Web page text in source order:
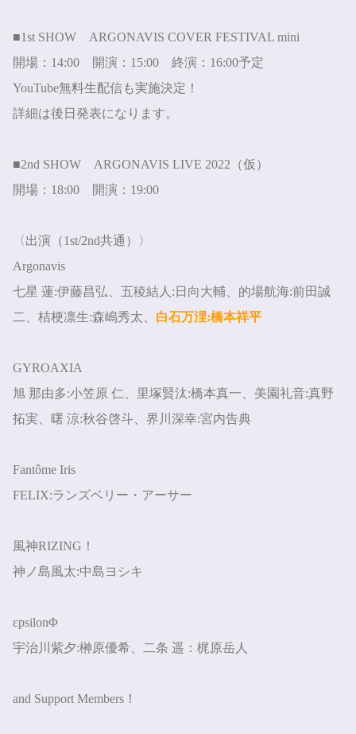
■1st SHOW
ARGONAVIS COVER FESTIVAL mini
開場： 14:00 開演： 15:00 終演： 16:00予定
YouTube無料生配信も実施決定！
詳細は後日発表になります。
■2nd SHOW ARGONAVIS LIVE 2022 （仮）
開場： 18:00 開演： 19:00
〈出演（1st/2nd共通）〉
Argonavis
七星 蓮:伊藤昌弘、五稜結人 : 日向大輔、的場航海:前田誠
二、桔梗凛生:森嶋秀太、 白石万浬:橋本祥平
GYROAXIA
旭 那由多:小笠原 仁、里塚賢汰:橋本真一、美園礼音:真野
拓実、曙 涼:秋谷啓斗、界川深幸:宮内告典
Fantôme Iris
FELIX:ランズベリー・アーサー
風神RIZING ！
神ノ島風太:中島ヨシキ
εpsilonΦ
宇治川紫夕:榊原優希、二条 遥：梶原岳人
and Support Members ！